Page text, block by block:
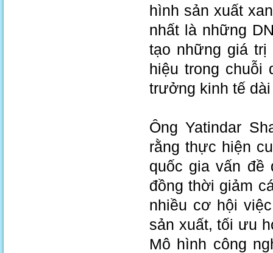
hình sản xuất
nhất là những
tạo những giá
hiệu trong chuỗi
trưởng kinh tế dài
Ông Yatindar
rằng thực hiện
quốc gia vấn đề
đồng thời giảm
nhiều cơ hội
sản xuất, tối ưu
Mô hình công